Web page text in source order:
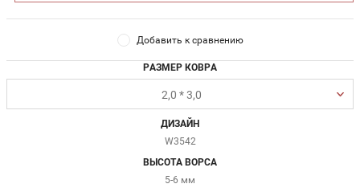
Добавить к сравнению
РАЗМЕР КОВРА
2,0 * 3,0
ДИЗАЙН
W3542
ВЫСОТА ВОРСА
5-6 мм